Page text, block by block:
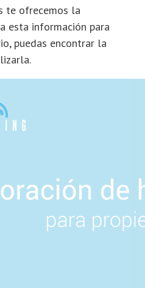
te ofrecemos la
esta información para
puedas encontrar la